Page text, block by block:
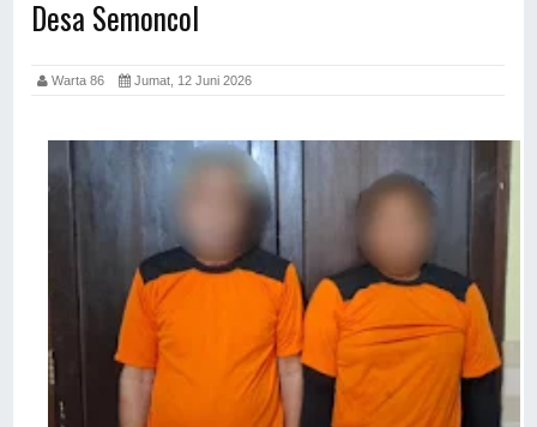
Desa Semoncol
Warta 86 Jumat, 12 Juni 2026